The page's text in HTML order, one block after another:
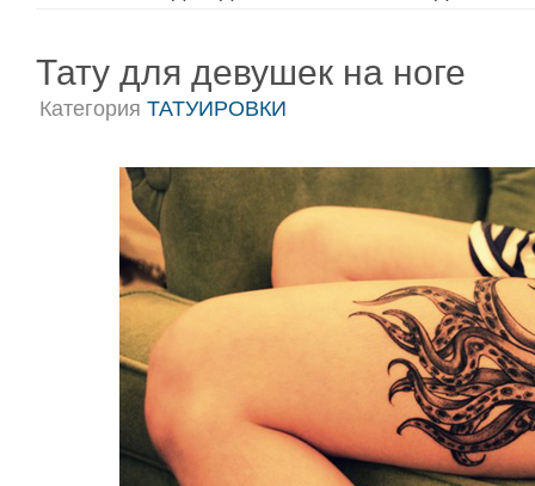
Тату для девушек на ноге
Категория ТАТУИРОВКИ